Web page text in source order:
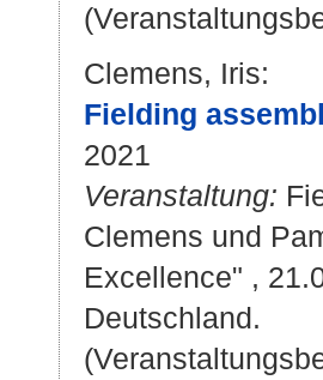
Clemens, Iris:
Fielding
2021
Veranstaltung:
Clemens und
Excellence" ,
Deutschland.